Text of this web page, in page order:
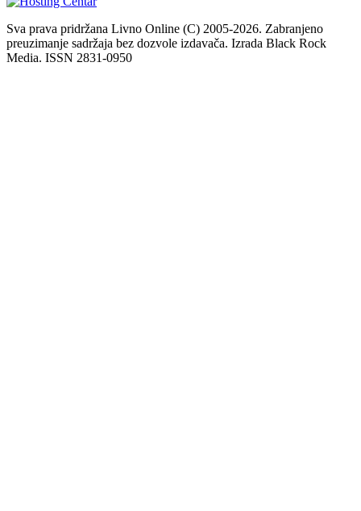
Sva prava pridržana Livno Online (C) 2005-2026. Zabranjeno
preuzimanje sadržaja bez dozvole izdavača. Izrada Black Rock
Media. ISSN 2831-0950